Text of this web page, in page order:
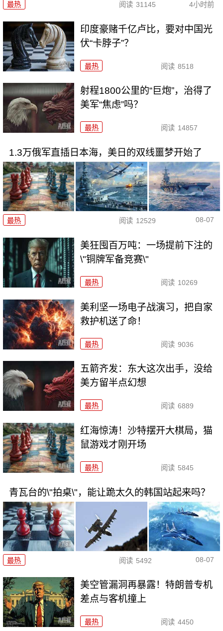
最热 阅读 31145 4小时前
印度豪赌千亿卢比，要对中国光
伏“卡脖子”？
最热 阅读 8518
射程1800公里的“巨炮”，治得了
美军“焦虑”吗？
最热 阅读 14857
1.3万俄军直插日本海，美日的双线噩梦开始了
最热 阅读 12529 08-07
美狂囤百万吨：一场提前下注的
\"铜牌军备竞赛\"
最热 阅读 10269
美利坚一场电子战演习，把自家
救护机送了命！
最热 阅读 9036
五箭齐发：东大这次出手，没给
美方留半点幻想
最热 阅读 6889
红海惊涛！沙特摆开大棋局，猫
鼠游戏才刚开场
最热 阅读 5845
青瓦台的\"拍桌\"，能让跪太久的韩国站起来吗？
最热 阅读 5492 08-07
美空管漏洞再暴露！特朗普专机
差点与客机撞上
最热 阅读 4450